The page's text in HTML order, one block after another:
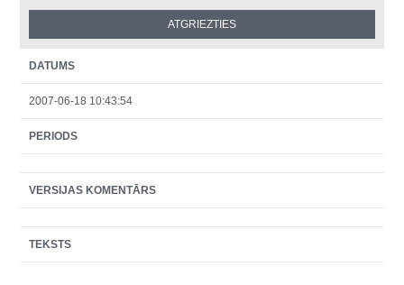
DATUMS
2007-06-18 10:43:54
PERIODS
VERSIJAS KOMENTĀRS
TEKSTS